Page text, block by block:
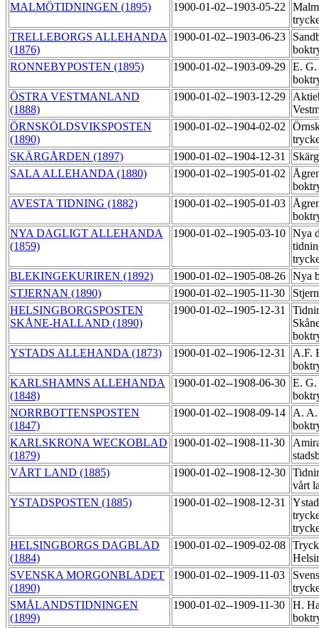
MALMÖTIDNINGEN (1895)
1900-01-02--1903-05-22
TRELLEBORGS ALLEHANDA
(1876)
1900-01-02--1903-06-23
RONNEBYPOSTEN (1895)
1900-01-02--1903-09-29 E. G.
ÖSTRA VESTMANLAND
(1888)
1900-01-02--1903-12-29
ÖRNSKÖLDSVIKSPOSTEN
(1890)
1900-01-02--1904-02-02
SKÄRGÅRDEN (1897)
1900-01-02--1904-12-31
SALA ALLEHANDA (1880)
1900-01-02--1905-01-02
AVESTA TIDNING (1882)
1900-01-02--1905-01-03
NYA DAGLIGT ALLEHANDA
(1859)
1900-01-02--1905-03-10 Nya
BLEKINGEKURIREN (1892)
1900-01-02--1905-08-26 Nya
STJERNAN (1890)
1900-01-02--1905-11-30
HELSINGBORGSPOSTEN
SKÅNE-HALLAND (1890)
1900-01-02--1905-12-31
YSTADS ALLEHANDA (1873)
1900-01-02--1906-12-31
A.F.
KARLSHAMNS ALLEHANDA
(1848)
1900-01-02--1908-06-30 E. G.
NORRBOTTENSPOSTEN
(1847)
1900-01-02--1908-09-14
A. A.
KARLSKRONA WECKOBLAD
(1879)
1900-01-02--1908-11-30
VÅRT LAND (1885)
1900-01-02--1908-12-30
vårt
YSTADSPOSTEN (1885)
1900-01-02--1908-12-31
HELSINGBORGS DAGBLAD
(1884)
1900-01-02--1909-02-08
SVENSKA MORGONBLADET
(1890)
1900-01-02--1909-11-03
SMÅLANDSTIDNINGEN
(1899)
1900-01-02--1909-11-30
H.